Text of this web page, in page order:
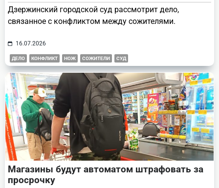
Дзержинский городской суд рассмотрит дело,
связанное с конфликтом между сожителями.
16.07.2026
ДЕЛО КОНФЛИКТ НОЖ СОЖИТЕЛИ СУД
Магазины будут автоматом штрафовать за
просрочку